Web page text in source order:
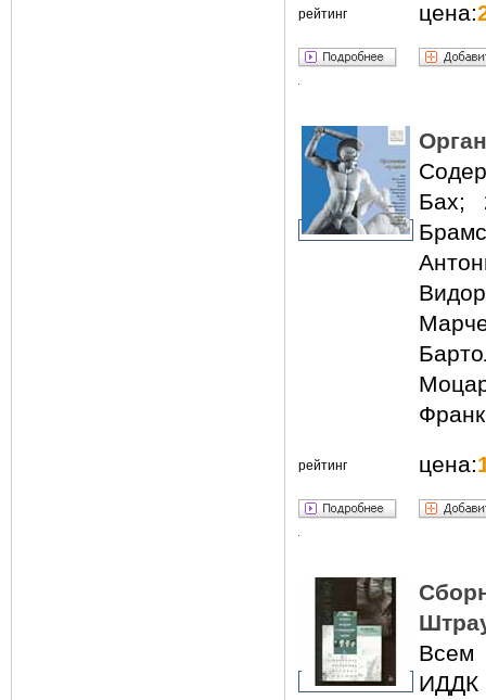
рейтинг цена:
Бах;
рейтинг цена:
Всем
ИДДК